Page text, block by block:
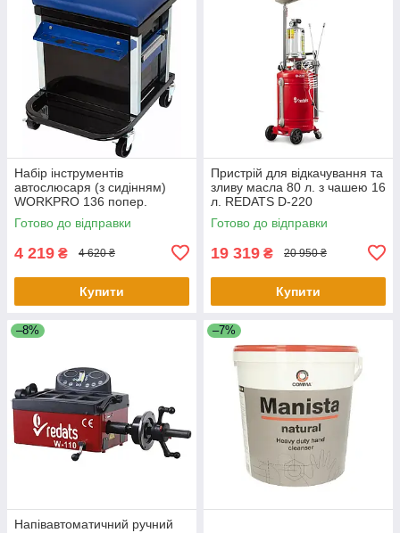
Набір інструментів
автослюсаря (з сидінням)
WORKPRO 136 попер.
W009039
Готово до відправки
4 219 ₴ 4 620 ₴
Купити
Пристрій для відкачування та
зливу масла 80 л. з чашею 16
л. REDATS D-220
Готово до відправки
19 319 ₴ 20 950 ₴
Купити
–8%
Напівавтоматичний ручний
–7%